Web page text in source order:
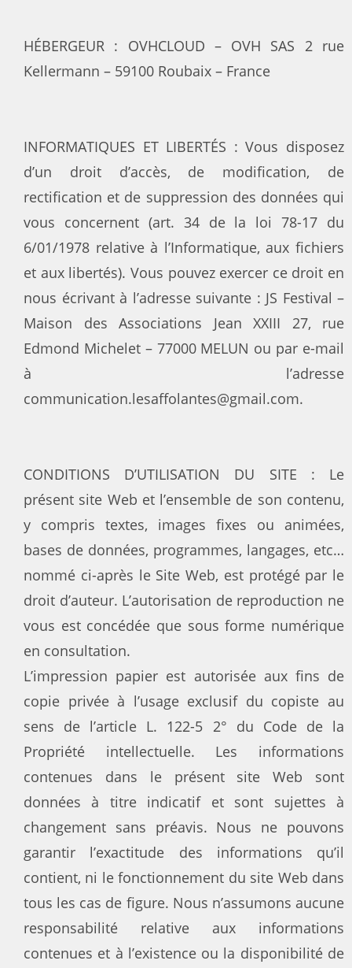
HÉBERGEUR : OVHCLOUD – OVH SAS 2 rue
Kellermann – 59100 Roubaix – France
INFORMATIQUES ET LIBERTÉS : Vous disposez
d’un droit d’accès, de modification, de
rectification et de suppression des données qui
vous concernent (art. 34 de la loi 78-17 du
6/01/1978 relative à l’Informatique, aux fichiers
et aux libertés). Vous pouvez exercer ce droit en
nous écrivant à l’adresse suivante : JS Festival –
Maison des Associations Jean XXIII 27, rue
Edmond Michelet – 77000 MELUN ou par e-mail
à l’adresse
communication.lesaffolantes@gmail.com.
CONDITIONS D’UTILISATION DU SITE : Le
présent site Web et l’ensemble de son contenu,
y compris textes, images fixes ou animées,
bases de données, programmes, langages, etc…
nommé ci-après le Site Web, est protégé par le
droit d’auteur. L’autorisation de reproduction ne
vous est concédée que sous forme numérique
en consultation.
L’impression papier est autorisée aux fins de
copie privée à l’usage exclusif du copiste au
sens de l’article L. 122-5 2° du Code de la
Propriété intellectuelle. Les informations
contenues dans le présent site Web sont
données à titre indicatif et sont sujettes à
changement sans préavis. Nous ne pouvons
garantir l’exactitude des informations qu’il
contient, ni le fonctionnement du site Web dans
tous les cas de figure. Nous n’assumons aucune
responsabilité relative aux informations
contenues et à l’existence ou la disponibilité de